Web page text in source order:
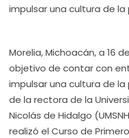
impulsar una cultura de la
Morelia, Michoacán, a 16
objetivo de contar con
impulsar una cultura de
de la rectora de la
Nicolás de Hidalgo
realizó el Curso de